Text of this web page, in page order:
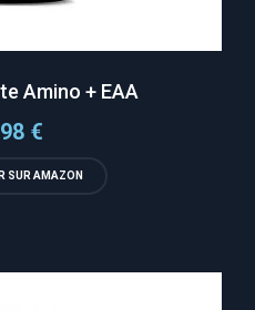
Amino + EAA
€
SUR AMAZON